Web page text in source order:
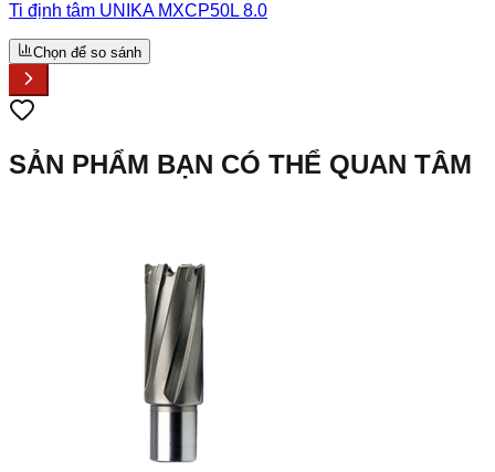
Ti định tâm UNIKA MXCP50L 8.0
Chọn để so sánh
SẢN PHẨM BẠN CÓ THỂ QUAN TÂM